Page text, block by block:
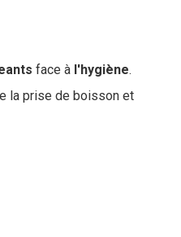
face à l'hygiène.
la prise de boisson et